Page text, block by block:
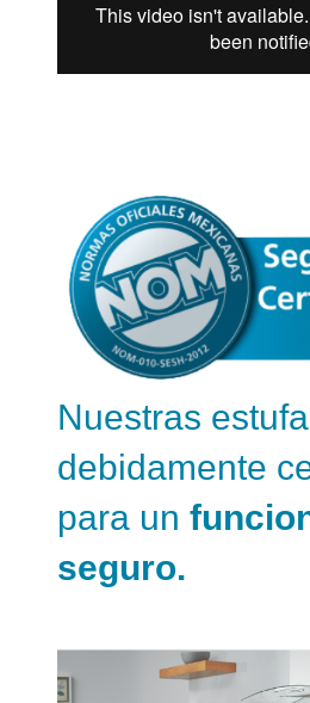
Nuestras
debidamente
para un
seguro.